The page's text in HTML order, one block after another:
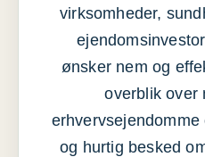
virksomheder,
ønsker nem og
overblik over
og hurtig besked